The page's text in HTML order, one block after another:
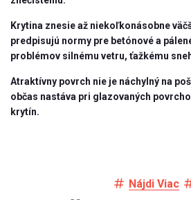
Krytina znesie až niekoľkonásobne
predpisujú normy pre betónové a
problémov silnému vetru, ťažkému
Atraktívny povrch nie je náchylný na
občas nastáva pri glazovaných
krytín.
Nájdi Viac